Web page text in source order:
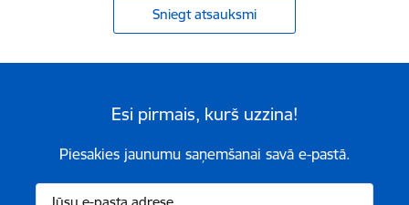
Sniegt atsauksmi
Esi pirmais, kurš uzzina!
Piesakies jaunumu saņemšanai savā e-pastā.